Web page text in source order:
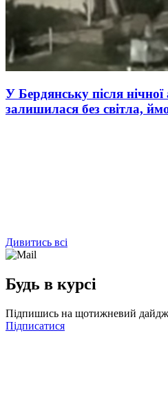
У Бердянську після
залишилася без світла,
Дивитись всі
Будь в курсі
Підпишись на щотижневий
Підписатися